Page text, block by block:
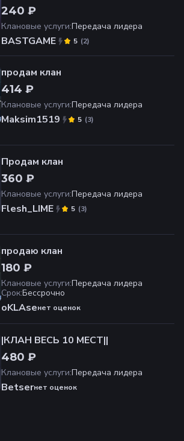
240 ₽
Клановые услуги:Передача лидера
BASTGAME (2)
5
продам клан
414 ₽
Клановые услуги:Передача лидера
Maksim1519 (3)
5
Продам клан
360 ₽
Клановые услуги:Передача лидера
Flesh_LIME (3)
5
продаю клан
180 ₽
Клановые услуги:Передача лидера
Срок:Бессрочно
oKLAseнет оценок
|КЛАН ВЕСЬ 10 МЕСТ||
480 ₽
Клановые услуги:Передача лидера
Betserнет оценок